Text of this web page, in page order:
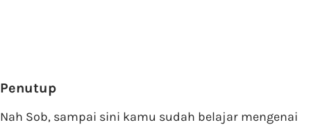
Penutup
Nah Sob, sampai sini kamu sudah belajar mengenai